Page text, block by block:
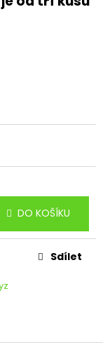
DO KOŠÍKU
Sdílet